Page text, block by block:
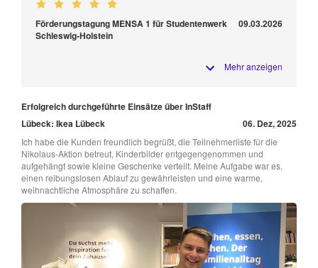
Förderungstagung MENSA 1 für Studentenwerk
Schleswig-Holstein
09.03.2026
Mehr anzeigen
Erfolgreich durchgeführte Einsätze über InStaff
Lübeck: Ikea Lübeck
06. Dez, 2025
Ich habe die Kunden freundlich begrüßt, die Teilnehmerliste für die
Nikolaus-Aktion betreut, Kinderbilder entgegengenommen und
aufgehängt sowie kleine Geschenke verteilt. Meine Aufgabe war es,
einen reibungslosen Ablauf zu gewährleisten und eine warme,
weihnachtliche Atmosphäre zu schaffen.